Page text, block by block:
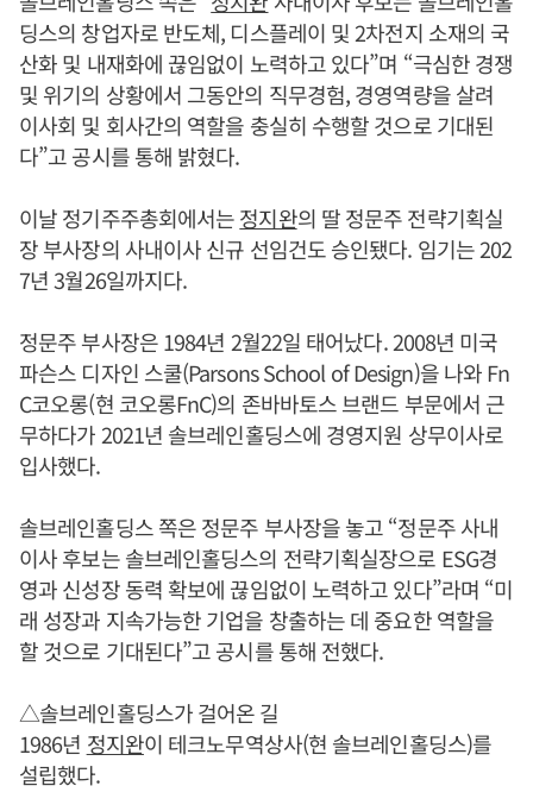
딩스의 창업자로 반도체, 디스플레이 및 2차전지 소재의 국
산화 및 내재화에 끊임없이 노력하고 있다”며 “극심한 경쟁
및 위기의 상황에서 그동안의 직무경험, 경영역량을 살려
이사회 및 회사간의 역할을 충실히 수행할 것으로 기대된
다”고 공시를 통해 밝혔다.
이날 정기주주총회에서는정지완의 딸 정문주 전략기획실
장 부사장의 사내이사 신규 선임건도 승인됐다. 임기는 202
7년 3월26일까지다.
정문주 부사장은 1984년 2월22일 태어났다. 2008년 미국
파슨스 디자인 스쿨(Parsons School of Design)을 나와 Fn
C코오롱(현 코오롱FnC)의 존바바토스 브랜드 부문에서 근
무하다가 2021년 솔브레인홀딩스에 경영지원 상무이사로
입사했다.
솔브레인홀딩스 쪽은 정문주 부사장을 놓고 “정문주 사내
이사 후보는 솔브레인홀딩스의 전략기획실장으로 ESG경
영과 신성장 동력 확보에 끊임없이 노력하고 있다”라며 “미
래 성장과 지속가능한 기업을 창출하는 데 중요한 역할을
할 것으로 기대된다”고 공시를 통해 전했다.
△솔브레인홀딩스가 걸어온 길
1986년 정지완이 테크노무역상사(현 솔브레인홀딩스)를
설립했다.